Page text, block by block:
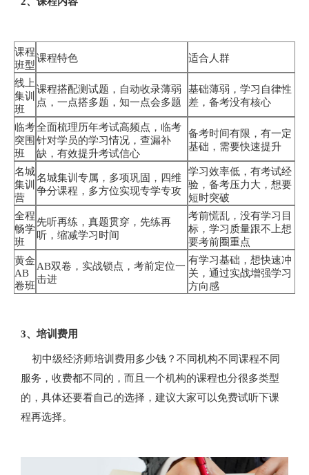
课程
班型
课程特色 适合人群
线上
集训
班
课程搭配测试题，自动收录薄弱
点，一点搭多题，知一点会多题
基础薄弱，学习自律性
差，备考没有核心
临考
突围
班
全面梳理历年考试高频点，临考
针对学员的学习情况，查漏补
缺，有效提升考试信心
备考时间有限，有一定
基础，需要快速提升
名城
集训
营
名城集训专属，多项巩固，四维
争分课程，多方位实现专学专攻
学习效率低，有考试经
验，备考压力大，想要
短时突破
全程
畅学
班
先听再练，真题贯穿，先练再
听，缩减学习时间
考前慌乱，没有学习目
标，学习质量跟不上想
要考前圈重点
黄金
AB
卷班
AB双卷，实战锁点，考前定位一
击进
有学习基础，想快速冲
关，通过实战增强学习
方向感
3、培训费用
初中级经济师培训费用多少钱？不同机构不同课程不同
服务，收费都不同的，而且一个机构的课程也分很多类型
的，具体还要看自己的选择，建议大家可以免费试听下课
程再选择。